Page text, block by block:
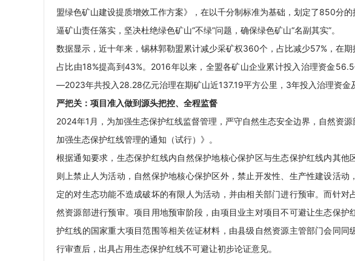
盟绿色矿山建设提质增效工作方案》，在以千分制标准为基础，划定了850分
逼矿山责任落实，坚决杜绝绿色矿山“不绿”问题，确保绿色矿山“名副其实”。
数据显示，近十年来，锡林郭勒盟累计减少采矿权360个，占比减少57%，在
占比由18%提高到43%。2016年以来，全盟各矿山企业累计投入治理资金
—2023年共投入28.28亿元治理在期矿山近137.19平方公里，3年投入治理资金
严把关：项目准入做到源头把控、全程监督
2024年1月，为加强生态保护红线监督管理，严守自然生态安全边界，自然资
加强生态保护红线管理的通知（试行）》。
根据通知要求，生态保护红线内自然保护地核心保护区与生态保护红线内其
则上禁止人为活动，自然保护地核心保护区外，禁止开发性、生产性建设活
定的对生态功能不造成破坏的有限人为活动，并由相关部门进行预审。而针
然资源部进行预审。项目用地预审阶段，由项目业主对项目不可避让生态保
护红线的国家重大项目范围等相关佐证材料，由县级自然资源主管部门会同
行审查后，出具占用生态保护红线不可避让初步论证意见。